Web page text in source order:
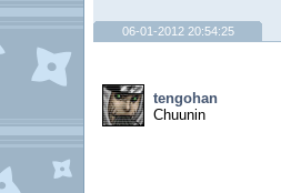
06-01-2012 20:54:25
tengohan
Chuunin